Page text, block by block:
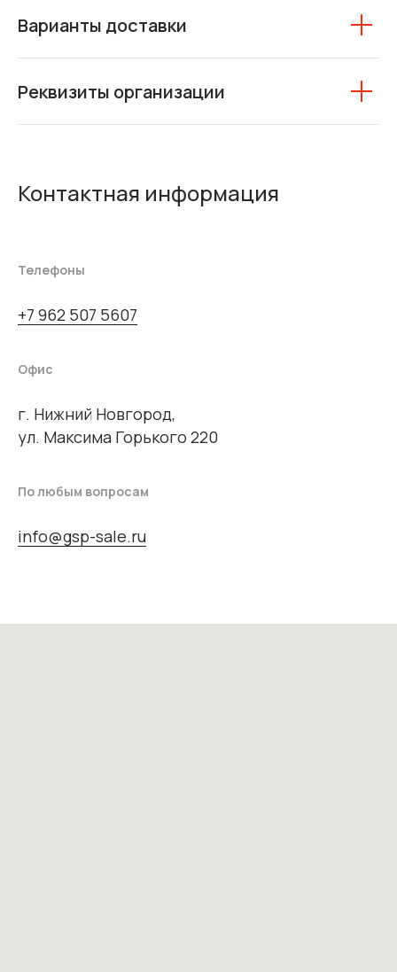
Варианты доставки
Реквизиты организации
Контактная информация
Телефоны
+7 962 507 5607
Офис
г. Нижний Новгород,
ул. Максима Горького 220
По любым вопросам
info@gsp-sale.ru